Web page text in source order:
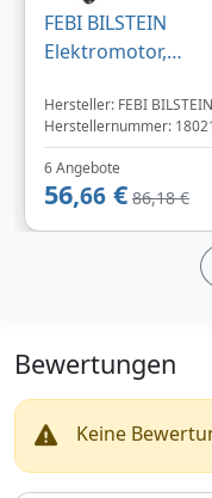
FEBI BILSTEIN
Elektromotor,
vorne rechts für
BMW
67626927030
Hersteller: FEBI
Herstellernummer:
Index: FE180217.
6 Angebote
56,66 € 86,18 €
Bewertungen
Keine